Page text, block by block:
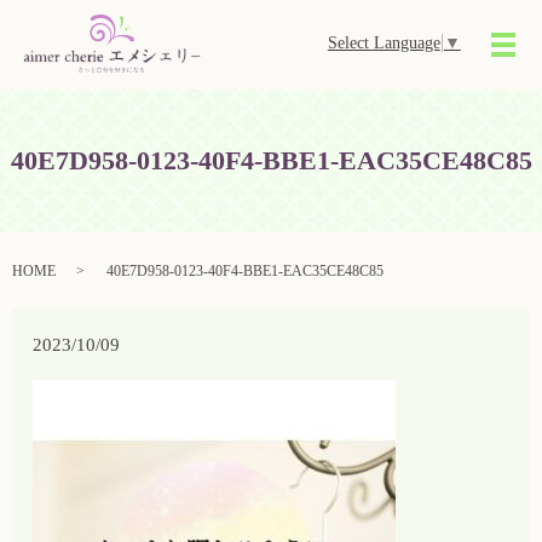
Select Language ▼
メ
40E7D958-0123-40F4-BBE1-EAC35CE48C85
HOME 40E7D958-0123-40F4-BBE1-EAC35CE48C85
2023/10/09